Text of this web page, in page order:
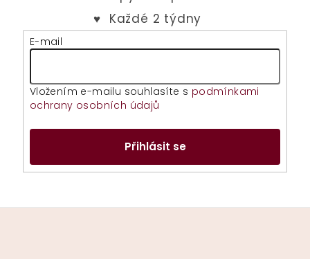
E-mail
Vložením e-mailu souhlasíte s podmínkami
ochrany osobních údajů
Přihlásit se